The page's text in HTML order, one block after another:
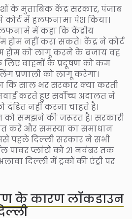
के मुताबिक केंद्र सरकार, पंजाब
कोर्ट में हलफनामा पेश किया।
में कहा कि केंद्रीय
होम नहीं करा सकते। केंद्र ने कोर्ट
होम को लागू करने के बजाय वह
लिए वाहनों के प्रदूषण को कम
प्रणाली को लागू करेगा।
कि साल भर सरकार क्या करती
करते हुए सर्वोच्च अदालत ने
दंडित नहीं करना चाहते है।
को समझने की जरूरत है। सरकारी
करे और समस्या का समाधान
पहले दिल्ली सरकार ने सभी
पावर प्लांटों को 21 नवंबर तक
दिल्ली में ट्रकों की एंट्री पर
के कारण लॉकडाउन